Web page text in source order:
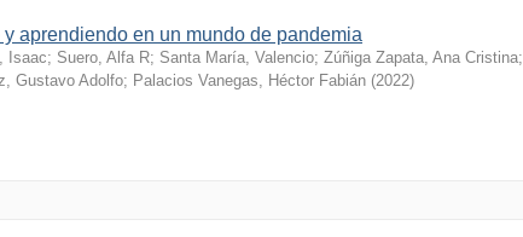
y aprendiendo en un mundo de pandemia
Isaac; Suero, Alfa R; Santa María, Valencio; Zúñiga Zapata, Ana Cristina;
Gustavo Adolfo; Palacios Vanegas, Héctor Fabián (2022)